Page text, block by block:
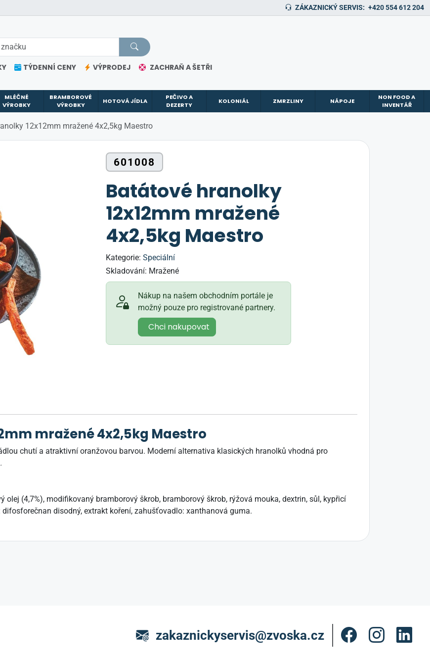
ZÁKAZNICKÝ SERVIS: +420 554 612 204
TÝDENNÍ CENY VÝPRODEJ ZACHRAŇ A ŠETŘI
MLÉČNÉ
VÝROBKY
BRAMBOROVÉ
VÝROBKY
HOTOVÁ JÍDLA
PEČIVO A
DEZERTY
KOLONIÁL ZMRZLINY NÁPOJE
NON FOOD A
INVENTÁŘ
12x12mm mražené 4x2,5kg Maestro
601008
Batátové hranolky
12x12mm mražené
4x2,5kg Maestro
Kategorie: Speciální
Skladování: Mražené
Nákup na našem obchodním portále je
možný pouze pro registrované partnery.
Chci nakupovat
mražené 4x2,5kg Maestro
chutí a atraktivní oranžovou barvou. Moderní alternativa klasických hranolků vhodná pro
olej (4,7%), modifikovaný bramborový škrob, bramborový škrob, rýžová mouka, dextrin, sůl, kypřicí
disodný, extrakt koření, zahušťovadlo: xanthanová guma.
zakaznickyservis@zvoska.cz